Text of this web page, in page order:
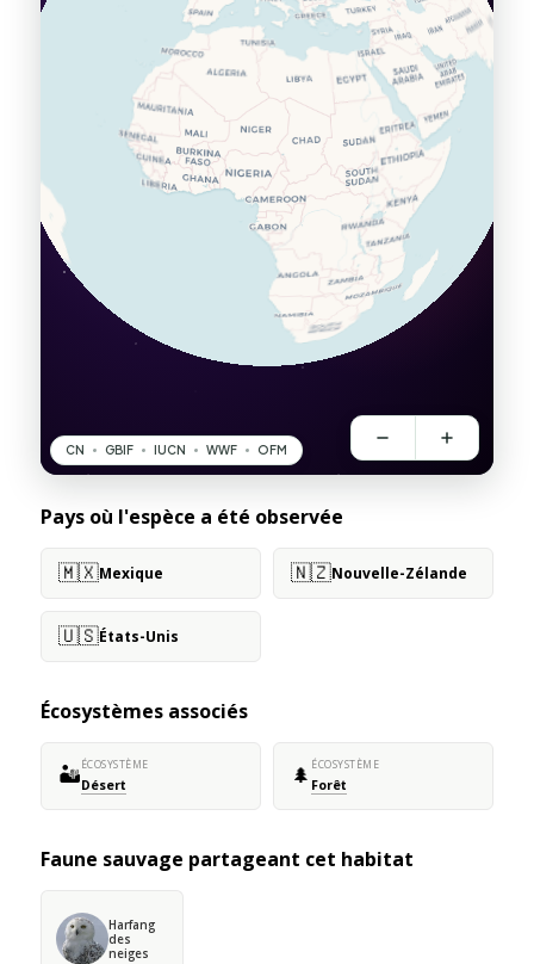
Pays où l'espèce a été observée
🇲🇽Mexique 🇳🇿Nouvelle-Zélande
🇺🇸États-Unis
Écosystèmes associés
🏜️ÉCOSYSTÈME
Désert 🌲 ÉCOSYSTÈME
Forêt
Faune sauvage partageant cet habitat
Harfang
des
neiges